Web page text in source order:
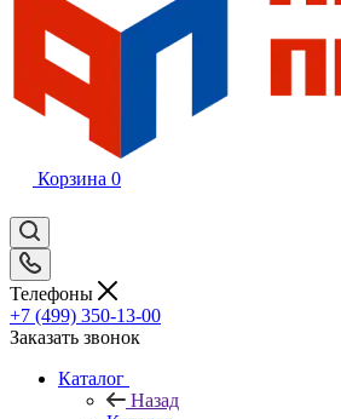
Корзина 0
Телефоны
+7 (499) 350-13-00
Заказать звонок
Каталог
Назад